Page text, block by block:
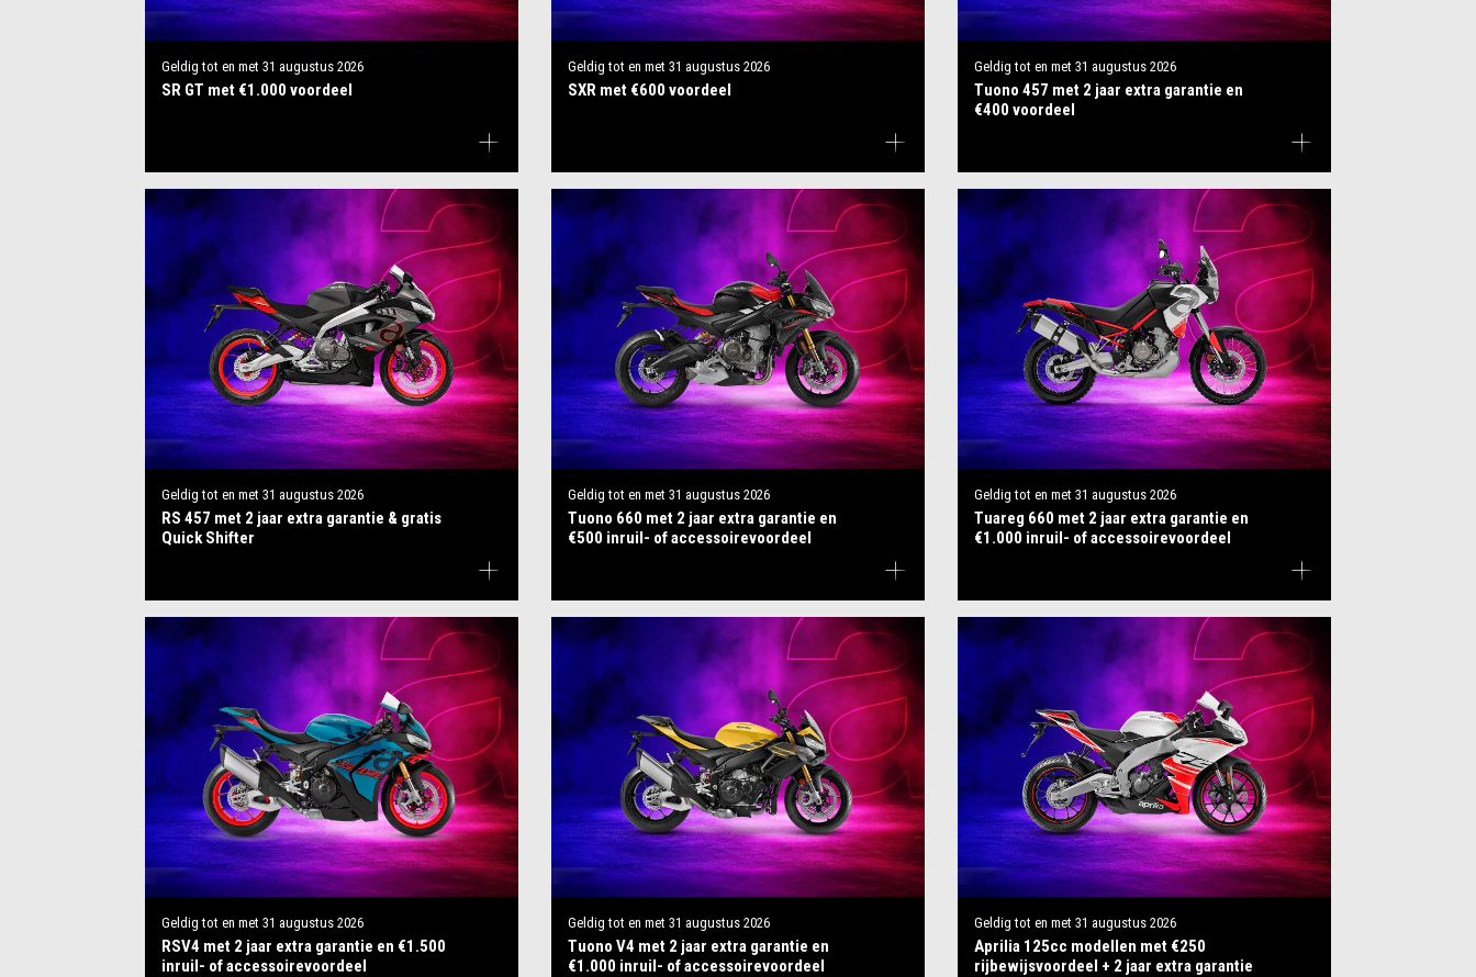
Geldig tot en met 31 augustus 2026
SR GT met €1.000 voordeel
Geldig tot en met 31 augustus 2026
SXR met €600 voordeel
Geldig tot en met 31 augustus 2026
Tuono 457 met 2 jaar extra garantie en
€400 voordeel
Geldig tot en met 31 augustus 2026
RS 457 met 2 jaar extra garantie & gratis
Quick Shifter
Geldig tot en met 31 augustus 2026
Tuono 660 met 2 jaar extra garantie en
€500 inruil- of accessoirevoordeel
Geldig tot en met 31 augustus 2026
Tuareg 660 met 2 jaar extra garantie en
€1.000 inruil- of accessoirevoordeel
Geldig tot en met 31 augustus 2026
RSV4 met 2 jaar extra garantie en €1.500
inruil- of accessoirevoordeel
Geldig tot en met 31 augustus 2026
Tuono V4 met 2 jaar extra garantie en
€1.000 inruil- of accessoirevoordeel
Geldig tot en met 31 augustus 2026
Aprilia 125cc modellen met €250
rijbewijsvoordeel + 2 jaar extra garantie